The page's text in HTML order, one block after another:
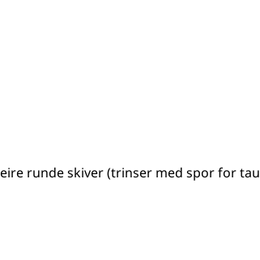
runde skiver (trinser med spor for tau